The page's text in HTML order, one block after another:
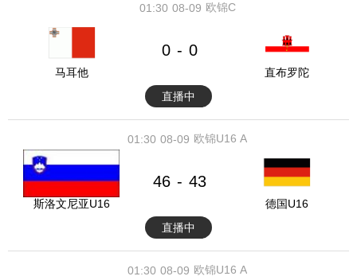
08-09
01:30 欧锦C
马耳他
0 - 0
直布罗陀
直播中
08-09
01:30 欧锦U16 A
斯洛文尼亚U16
46 - 43
德国U16
直播中
08-09
01:30 欧锦U16 A